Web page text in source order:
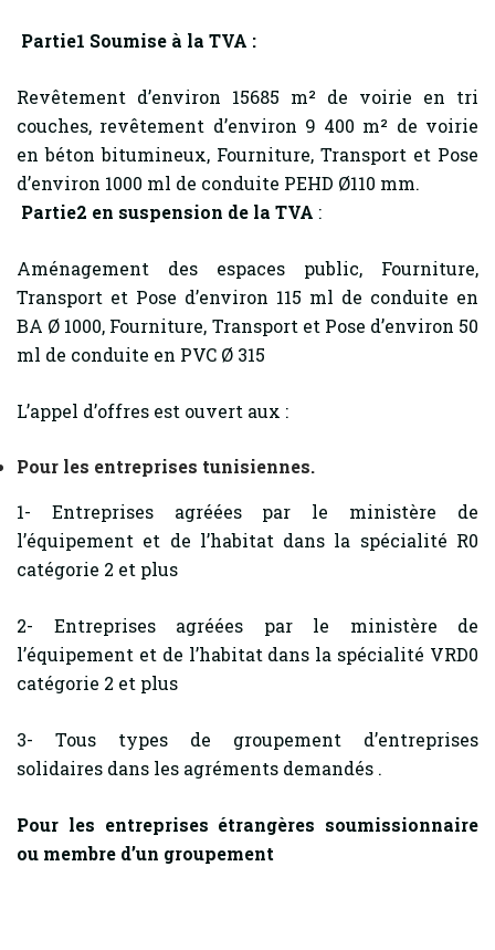
Partie1 Soumise à la TVA :
Revêtement d’environ 15685 m² de voirie en tri
couches, revêtement d’environ 9 400 m² de voirie
en béton bitumineux, Fourniture, Transport et Pose
d’environ 1000 ml de conduite PEHD Ø110 mm.
Partie2 en suspension de la TVA :
Aménagement des espaces public, Fourniture,
Transport et Pose d’environ 115 ml de conduite en
BA Ø 1000, Fourniture, Transport et Pose d’environ 50
ml de conduite en PVC Ø 315
L’appel d’offres est ouvert aux :
Pour les entreprises tunisiennes.
1- Entreprises agréées par le ministère de
l’équipement et de l’habitat dans la spécialité R0
catégorie 2 et plus
2- Entreprises agréées par le ministère de
l’équipement et de l’habitat dans la spécialité VRD0
catégorie 2 et plus
3- Tous types de groupement d’entreprises
solidaires dans les agréments demandés .
Pour les entreprises étrangères soumissionnaire
ou membre d’un groupement